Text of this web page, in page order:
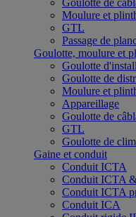
Goulotte de
Moulure et
GTL
Passage de
Goulotte, moulure et
Goulotte
Goulotte de
Moulure et
Appareillage
Goulotte de
GTL
Goulotte de
Gaine et conduit
Conduit ICTA
Conduit ICTA
Conduit ICTA
Conduit ICA